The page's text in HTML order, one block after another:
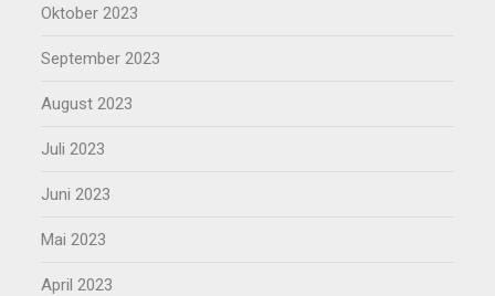
Oktober 2023
September 2023
August 2023
Juli 2023
Juni 2023
Mai 2023
April 2023